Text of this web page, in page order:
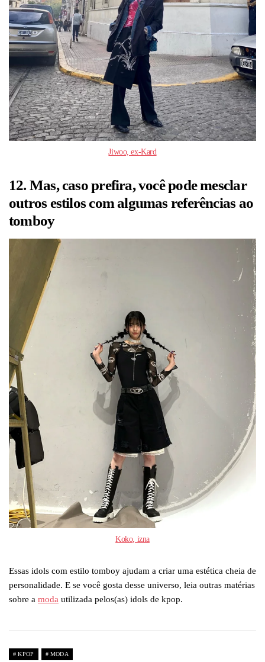
Jiwoo, ex-Kard
12. Mas, caso prefira, você pode mesclar
outros estilos com algumas referências ao
tomboy
Koko, izna
Essas idols com estilo tomboy ajudam a criar uma estética cheia de
personalidade. E se você gosta desse universo, leia outras matérias
sobre a moda utilizada pelos(as) idols de kpop.
KPOP MODA